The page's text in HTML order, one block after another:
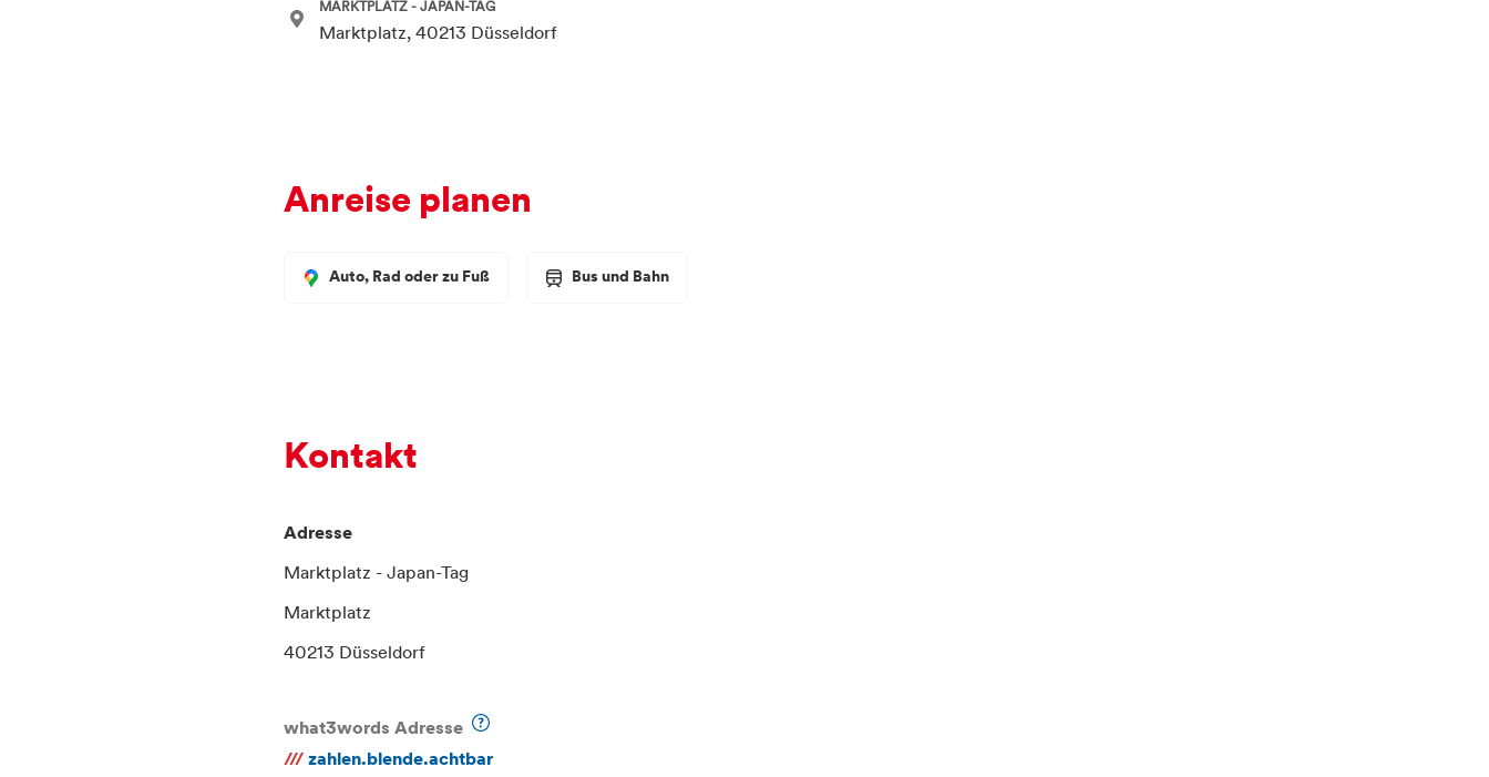
MARKTPLATZ - JAPAN-TAG
Marktplatz, 40213 Düsseldorf
Anreise planen
Auto, Rad oder zu Fuß Bus und Bahn
Kontakt
Adresse
Marktplatz - Japan-Tag
Marktplatz
40213 Düsseldorf
what3words Adresse
/// zahlen.blende.achtbar